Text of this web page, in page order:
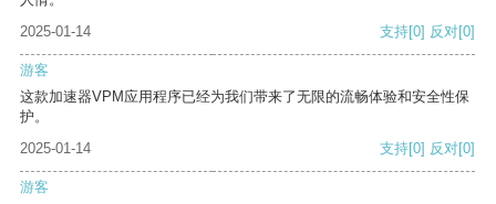
2025-01-14
支持[0] 反对[0]
游客
这款加速器VPM应用程序已经为我们带来了无限的流畅体验和安全性保
护。
2025-01-14
支持[0] 反对[0]
游客